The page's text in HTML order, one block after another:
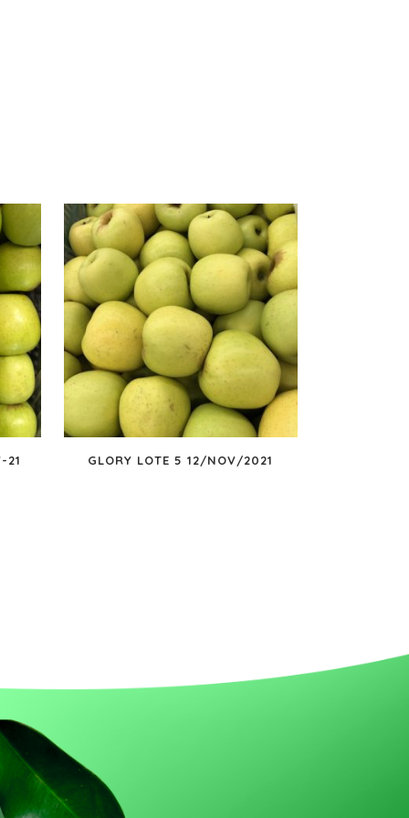
21 GLORY LOTE 5 12/NOV/2021